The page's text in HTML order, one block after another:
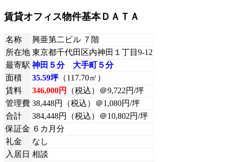
賃貸オフィス物件基本ＤＡＴＡ
名称
興亜第二ビル ７階
所在地 東京都千代田区内神田１丁目9-12
最寄駅 神田５分 大手町５分
面積
35.59坪（117.70㎡）
賃料
346,000円
（税込）＠9,722円/坪
管理費 38,448円（税込）＠1,080円/坪
合計
384,448円（税込）＠10,802円/坪
保証金 ６カ月分
礼金
なし
入居日 相談